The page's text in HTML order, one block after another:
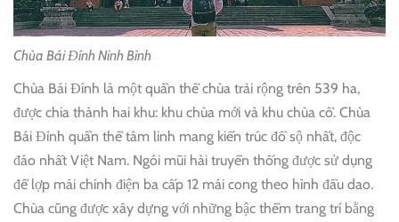
Chùa Bái Đính Ninh Bình
Chùa Bái Đính là một quần thể chùa trải rộng trên 539 ha,
được chia thành hai khu: khu chùa mới và khu chùa cổ. Chùa
Bái Đính quần thể tâm linh mang kiến trúc đồ sộ nhất, độc
đáo nhất Việt Nam. Ngói mũi hài truyền thống được sử dụng
để lợp mái chính điện ba cấp 12 mái cong theo hình đầu dao.
Chùa cũng được xây dựng với những bậc thềm trang trí bằng